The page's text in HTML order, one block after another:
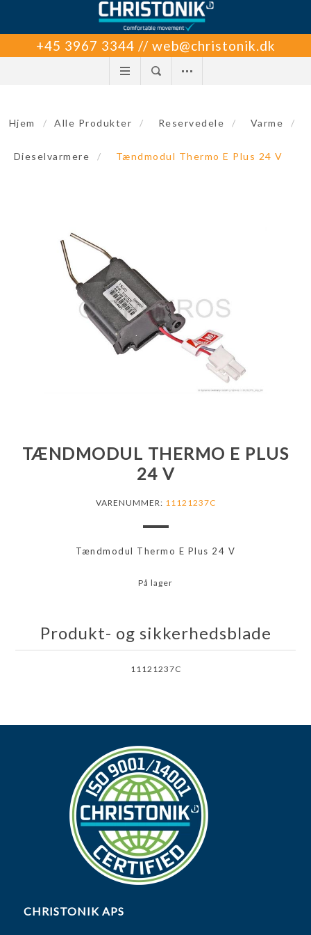
+45 3967 3344 // web@christonik.dk
Hjem / Alle Produkter / Reservedele / Varme /
Dieselvarmere / Tændmodul Thermo E Plus 24 V
TÆNDMODUL THERMO E PLUS
24 V
VARENUMMER: 11121237C
Tændmodul Thermo E Plus 24 V
På lager
Produkt- og sikkerhedsblade
11121237C
CHRISTONIK APS